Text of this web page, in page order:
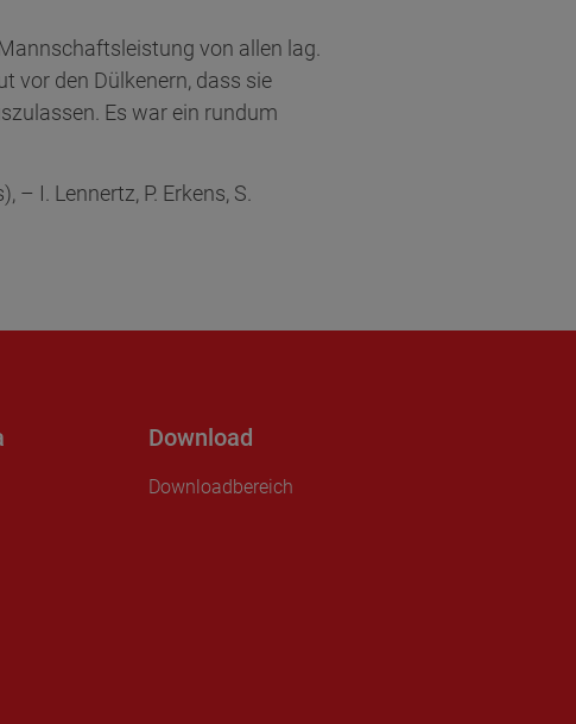
von allen lag.
vor den Dülkenern, dass sie
Es war ein rundum
I. Lennertz, P. Erkens, S.
Download
Downloadbereich